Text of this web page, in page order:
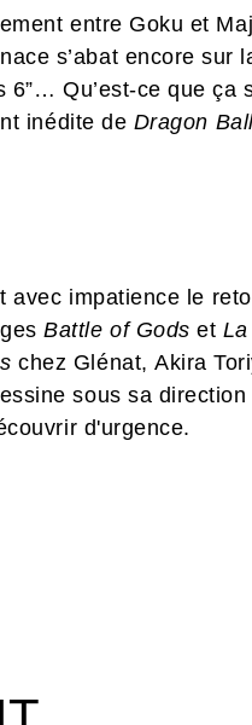
entre Goku et
s’abat encore sur
6”… Qu’est-ce que ça
inédite de Dragon
impatience le
Battle of Gods et
chez Glénat, Akira
sous sa
d'urgence.